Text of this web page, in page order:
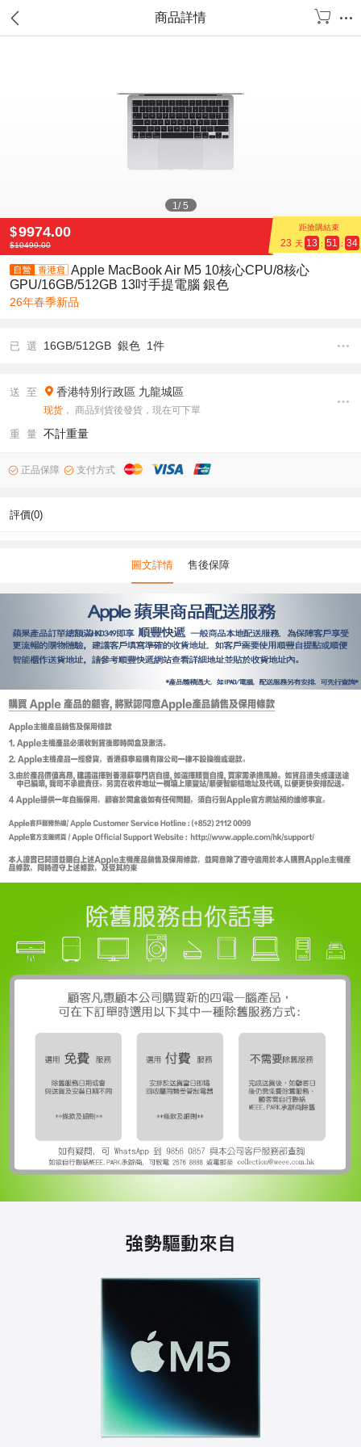
商品詳情
1/5
$9974.00 距搶購結束
23 天 13 : 51 : 34
$10499.00
Apple MacBook Air M5 10核心CPU/8核心
GPU/16GB/512GB 13吋手提電腦 銀色
26年春季新品
已 選 16GB/512GB 銀色 1件
送 至 香港特別行政區 九龍城區
现货 ， 商品到貨後發貨，現在可下單
重 量 不計重量
正品保障 支付方式
評價(0)
圖文詳情 售後保障